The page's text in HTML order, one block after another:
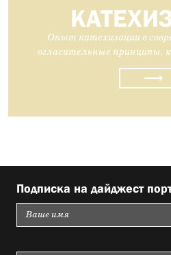
Опыт катехизации в
огласительные принципы,
⟶
Подписка на дайджест